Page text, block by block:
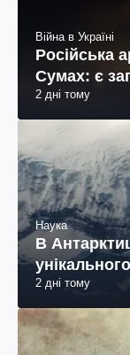
Війна в Україні
Російська
Сумах: є
2 дні тому
Наука
В
2 дні тому